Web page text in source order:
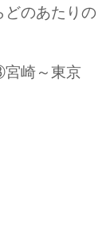
のあたりの
崎～東京